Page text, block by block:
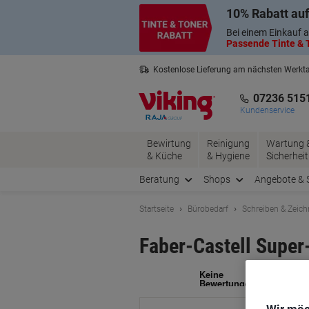
10% Rabatt
Bei einem Einkauf
Passende Tinte &
Kostenlose Lieferung am nächsten
07236
Kundenservice
Bewirtung
& Küche
Reinigung
& Hygiene
Wartung
Sicherheit
Beratung Shops Angebote &
Startseite Bürobedarf Schreiben &
Faber-Castell